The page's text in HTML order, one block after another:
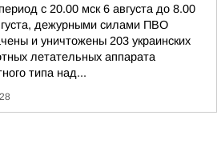
с 20.00 мск 6 августа до 8.00
дежурными силами ПВО
и уничтожены 203 украинских
летательных аппарата
типа над...